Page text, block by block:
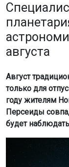
августа
Август
только для
году жителям
Персеиды
будет